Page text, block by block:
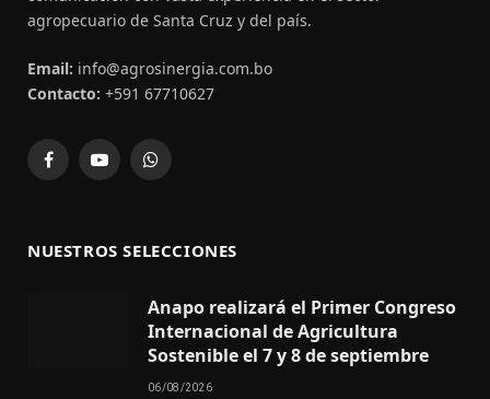
agropecuario de Santa Cruz y del país.
Email: info@agrosinergia.com.bo
Contacto: +591 67710627
FacebookYouTubeWhatsApp
NUESTROS SELECCIONES
Anapo realizará el Primer Congreso
Internacional de Agricultura
Sostenible el 7 y 8 de septiembre
06/08/2026